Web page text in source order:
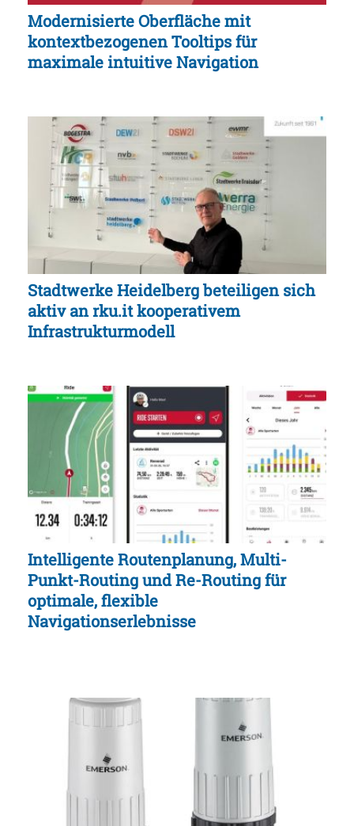
Modernisierte Oberfläche mit
kontextbezogenen Tooltips für
maximale intuitive Navigation
Stadtwerke Heidelberg beteiligen sich
aktiv an rku.it kooperativem
Infrastrukturmodell
Intelligente Routenplanung, Multi-
Punkt-Routing und Re-Routing für
optimale, flexible
Navigationserlebnisse